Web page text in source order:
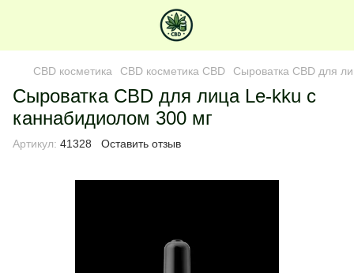
CBD косметика CBD косметика CBD Сыроватка CBD для
Сыроватка CBD для лица Le-kku с
каннабидиолом 300 мг
Артикул: 41328 Оставить отзыв